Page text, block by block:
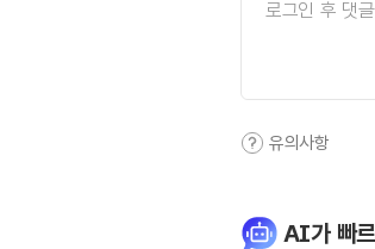
유의사항
AI가 빠